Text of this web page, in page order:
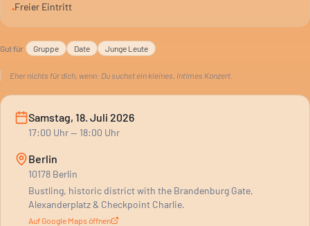
entspanntes Date. Junge Leute dürften hier besonders auf ihre
•Freier Eintritt
Gut für Gruppe Date Junge Leute
Eher nichts für dich, wenn: Du suchst ein kleines, intimes Konzert.
Samstag, 18. Juli 2026
17:00 Uhr— 18:00 Uhr
Berlin
10178 Berlin
Bustling, historic district with the Brandenburg Gate,
Alexanderplatz & Checkpoint Charlie.
Auf Google Maps öffnen